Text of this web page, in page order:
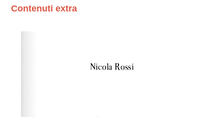
Contenuti extra